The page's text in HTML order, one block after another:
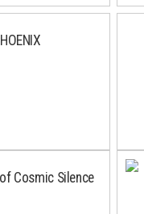
Cosmic Silence